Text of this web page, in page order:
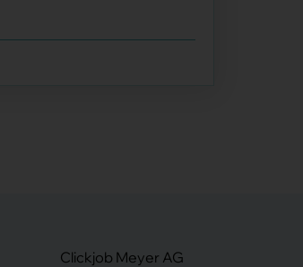
Clickjob Meyer AG